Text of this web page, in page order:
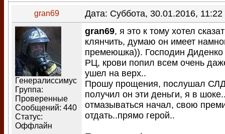
gran69 Дата: Суббота, 30.01.2016,
Генералиссимус
Группа:
Проверенные
Сообщений: 440
Статус:
Оффлайн
gran69, я это к тому хотел
клянчить, думаю он имеет
премеюшка)). Господин
РЦ, крови попил всем очень
ушел на верх..
Прошу прощения, послушал
получил он эти деньги, я в
отмазываться начал, свою
отдать..прямо герой..